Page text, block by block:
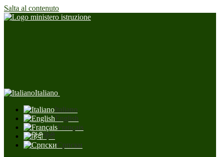
Salta al contenuto
Italiano
Italiano
English
Français
हिंदी
Српски